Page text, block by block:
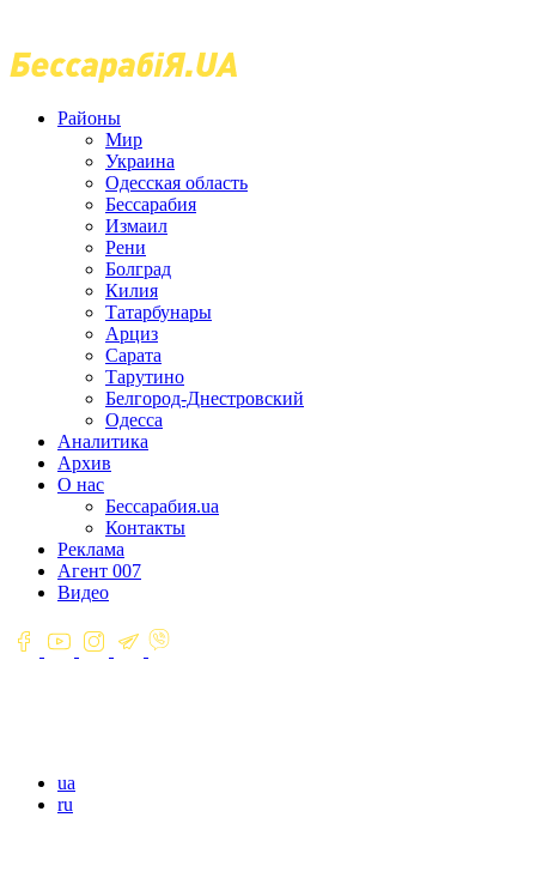
Районы
Мир
Украина
Одесская область
Бессарабия
Измаил
Рени
Болград
Килия
Татарбунары
Арциз
Сарата
Тарутино
Белгород-Днестровский
Одесса
Аналитика
Архив
О нас
Бессарабия.ua
Контакты
Реклама
Агент 007
Видео
ua
ru